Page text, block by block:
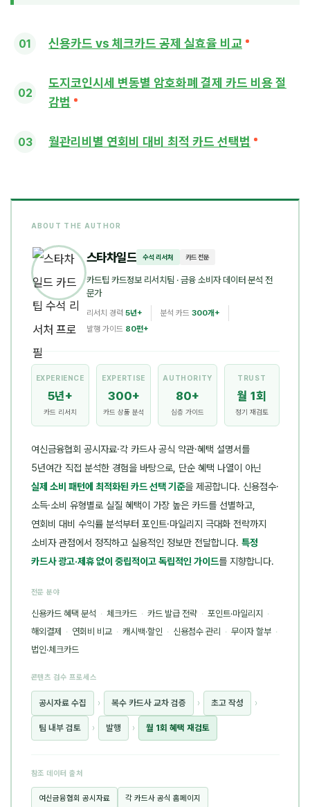
신용카드 vs 체크카드 공제 실효율 비교
도지코인시세 변동별 암호화폐 결제 카드 비용 절
감법
월관리비별 연회비 대비 최적 카드 선택법
ABOUT THE AUTHOR
스타차일드 수석 리서처 카드 전문
카드팁 카드정보 리서치팀 · 금융 소비자 데이터 분석 전
문가
리서치 경력 5년+ 분석 카드 300개+
발행 가이드 80편+
EXPERIENCE
5년+
카드 리서치
EXPERTISE
300+
카드 상품 분석
AUTHORITY
80+
심층 가이드
TRUST
월 1회
정기 재검토
여신금융협회 공시자료·각 카드사 공식 약관·혜택 설명서를
5년여간 직접 분석한 경험을 바탕으로, 단순 혜택 나열이 아닌
실제 소비 패턴에 최적화된 카드 선택 기준을 제공합니다. 신용점수·
소득·소비 유형별로 실질 혜택이 가장 높은 카드를 선별하고,
연회비 대비 수익률 분석부터 포인트·마일리지 극대화 전략까지
소비자 관점에서 정직하고 실용적인 정보만 전달합니다. 특정
카드사 광고·제휴 없이 중립적이고 독립적인 가이드를 지향합니다.
전문 분야
신용카드 혜택 분석 · 체크카드 · 카드 발급 전략 · 포인트·마일리지 ·
해외결제 · 연회비 비교 · 캐시백·할인 · 신용점수 관리 · 무이자 할부 ·
법인·체크카드
콘텐츠 검수 프로세스
공시자료 수집 › 복수 카드사 교차 검증 › 초고 작성 ›
팀 내부 검토 › 발행 › 월 1회 혜택 재검토
참조 데이터 출처
여신금융협회 공시자료 각 카드사 공식 홈페이지